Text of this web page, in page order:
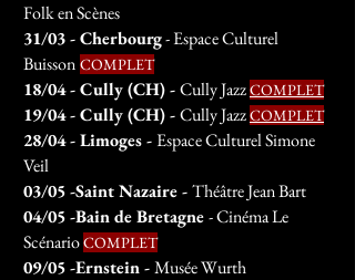
Folk en Scènes
31/03 - Cherbourg- Espace Culturel
Buisson COMPLET
18/04 - Cully (CH) -Cully JazzCOMPLET
19/04 - Cully (CH) -Cully JazzCOMPLET
28/04 - Limoges -Espace Culturel Simone
Veil
03/05 -Saint Nazaire -Théâtre Jean Bart
04/05-Bain de Bretagne- Cinéma Le
ScénarioCOMPLET
09/05-Ernstein-Musée Wurth